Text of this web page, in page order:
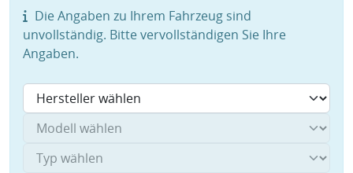
Die Angaben zu Ihrem Fahrzeug sind
unvollständig. Bitte vervollständigen Sie Ihre
Angaben.